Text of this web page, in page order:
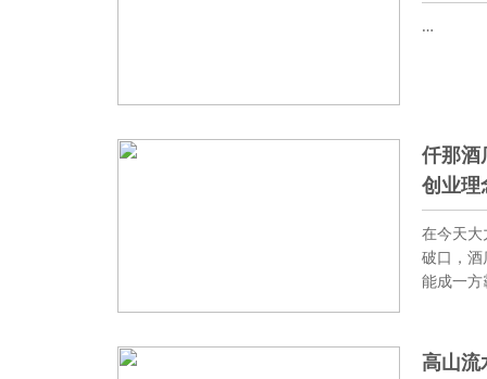
…
仟那酒
创业理
在今天
破口，酒
能成一
高山流